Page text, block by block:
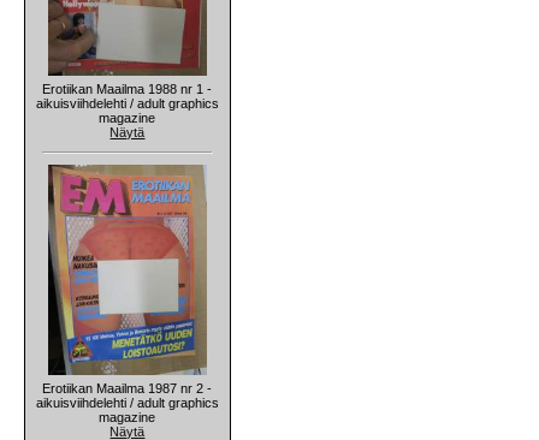
Erotiikan Maailma 1988 nr 1 -
aikuisviihdelehti / adult graphics
magazine
Näytä
Erotiikan Maailma 1987 nr 2 -
aikuisviihdelehti / adult graphics
magazine
Näytä